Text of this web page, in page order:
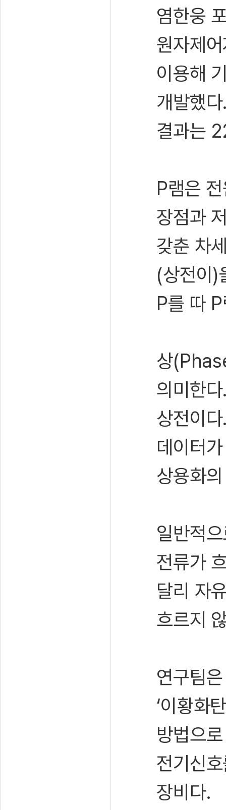
염한웅
원자제
이용해
개발했
결과는
P램은
장점과
갖춘 차
(상전이)
P를 따
상
의미한
상전이
데이터
상용화
일반적
전류가
달리 자
흐르지
연구팀
‘이황화
방법으
전기신
장비다.